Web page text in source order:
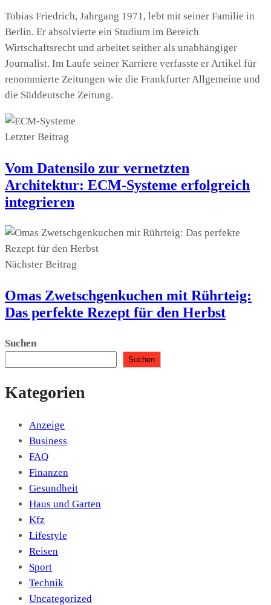
Tobias Friedrich, Jahrgang 1971, lebt mit seiner Familie in
Berlin. Er absolvierte ein Studium im Bereich
Wirtschaftsrecht und arbeitet seither als unabhängiger
Journalist. Im Laufe seiner Karriere verfasste er Artikel für
renommierte Zeitungen wie die Frankfurter Allgemeine und
die Süddeutsche Zeitung.
Letzter Beitrag
Vom Datensilo zur vernetzten
Architektur: ECM-Systeme erfolgreich
integrieren
Nächster Beitrag
Omas Zwetschgenkuchen mit Rührteig:
Das perfekte Rezept für den Herbst
Suchen
Suchen
Kategorien
Anzeige
Business
FAQ
Finanzen
Gesundheit
Haus und Garten
Kfz
Lifestyle
Reisen
Sport
Technik
Uncategorized